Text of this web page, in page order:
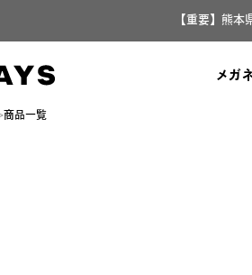
【重要】熊本
メガ
商品一覧